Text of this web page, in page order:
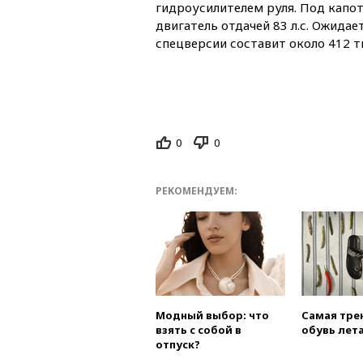
гидроусилителем руля. Под
двигатель отдачей 83 л.с.
спецверсии составит около 412
0 0
РЕКОМЕНДУЕМ:
Модный выбор: что
взять с собой в
отпуск?
Самая
обувь